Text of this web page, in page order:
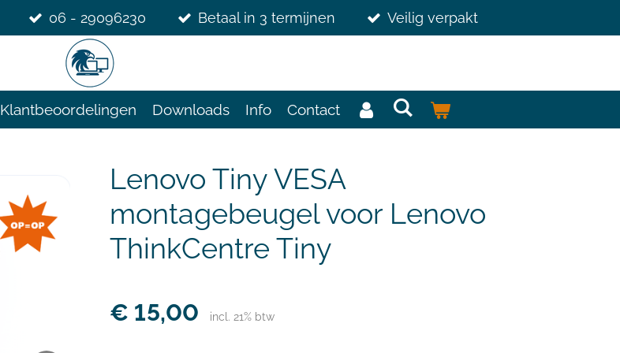
06 - 29096230 Betaal in 3 termijnen Veilig verpakt
Klantbeoordelingen Downloads Info Contact
Lenovo Tiny VESA
montagebeugel voor Lenovo
ThinkCentre Tiny
€ 15,00 incl. 21% btw